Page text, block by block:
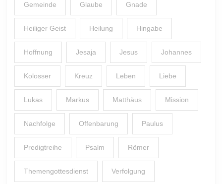
Gemeinde Glaube Gnade
Heiliger Geist Heilung Hingabe
Hoffnung Jesaja Jesus Johannes
Kolosser Kreuz Leben Liebe
Lukas Markus Matthäus Mission
Nachfolge Offenbarung Paulus
Predigtreihe Psalm Römer
Themengottesdienst Verfolgung